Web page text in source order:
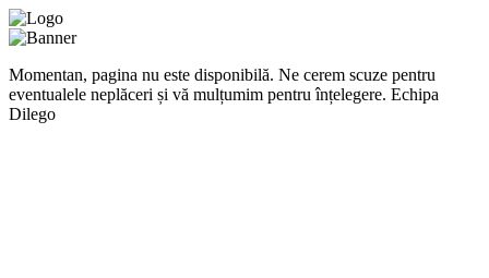
Momentan, pagina nu este disponibilă. Ne cerem scuze pentru
eventualele neplăceri și vă mulțumim pentru înțelegere. Echipa
Dilego